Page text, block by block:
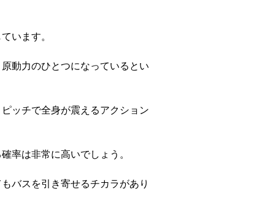
います。
動力のひとつになっているとい
ッチで全身が震えるアクション
率は非常に高いでしょう。
バスを引き寄せるチカラがあり